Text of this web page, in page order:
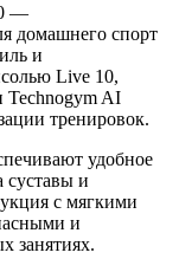
—
домашнего спорт
и
Live 10,
AI
тренировок.
удобное
суставы и
с мягкими
и
занятиях.